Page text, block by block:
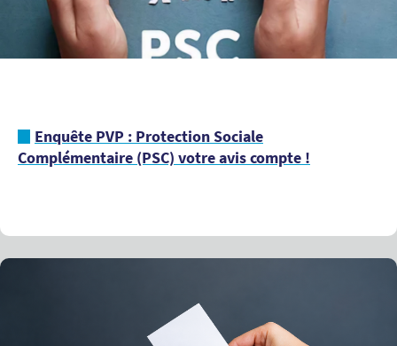
Enquête PVP : Protection Sociale
Complémentaire (PSC) votre avis compte !